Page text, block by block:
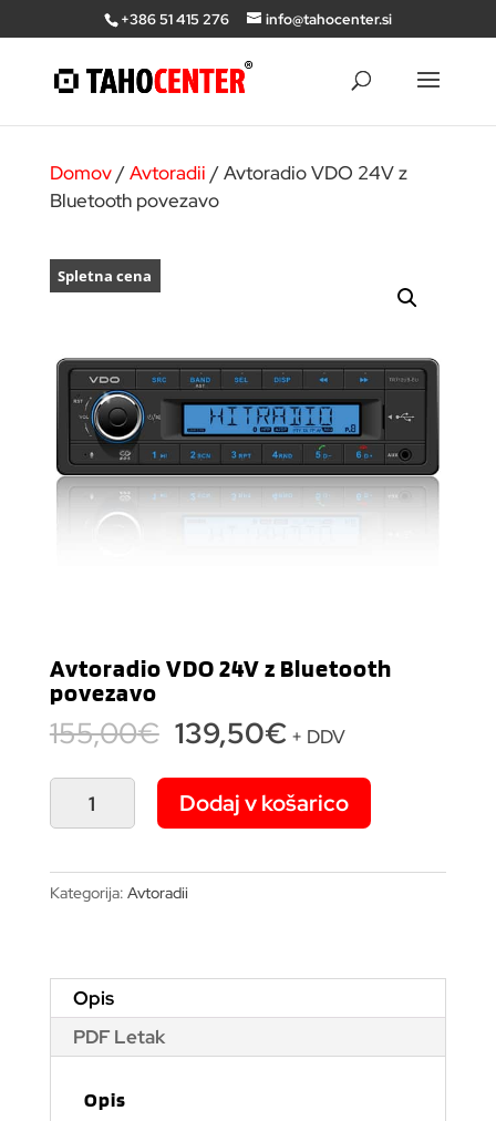
+386 51 415 276 info@tahocenter.si
Domov/Avtoradii / Avtoradio VDO 24V z
Bluetooth povezavo
Spletna cena
Avtoradio VDO 24V z Bluetooth
povezavo
155,00€ Izvirna
cena
je
bila:
139,50€Trenutna
je:
139,50€.
+ DDV
z
Bluetooth
Dodaj v košarico
Kategorija: Avtoradii
Opis
PDF Letak
Opis